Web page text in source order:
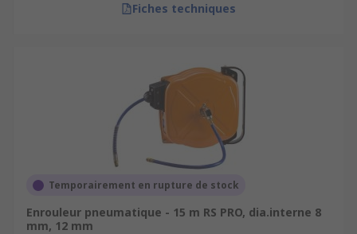
Fiches techniques
Temporairement en rupture de stock
Enrouleur pneumatique - 15 m RS PRO, dia.interne 8
mm, 12 mm